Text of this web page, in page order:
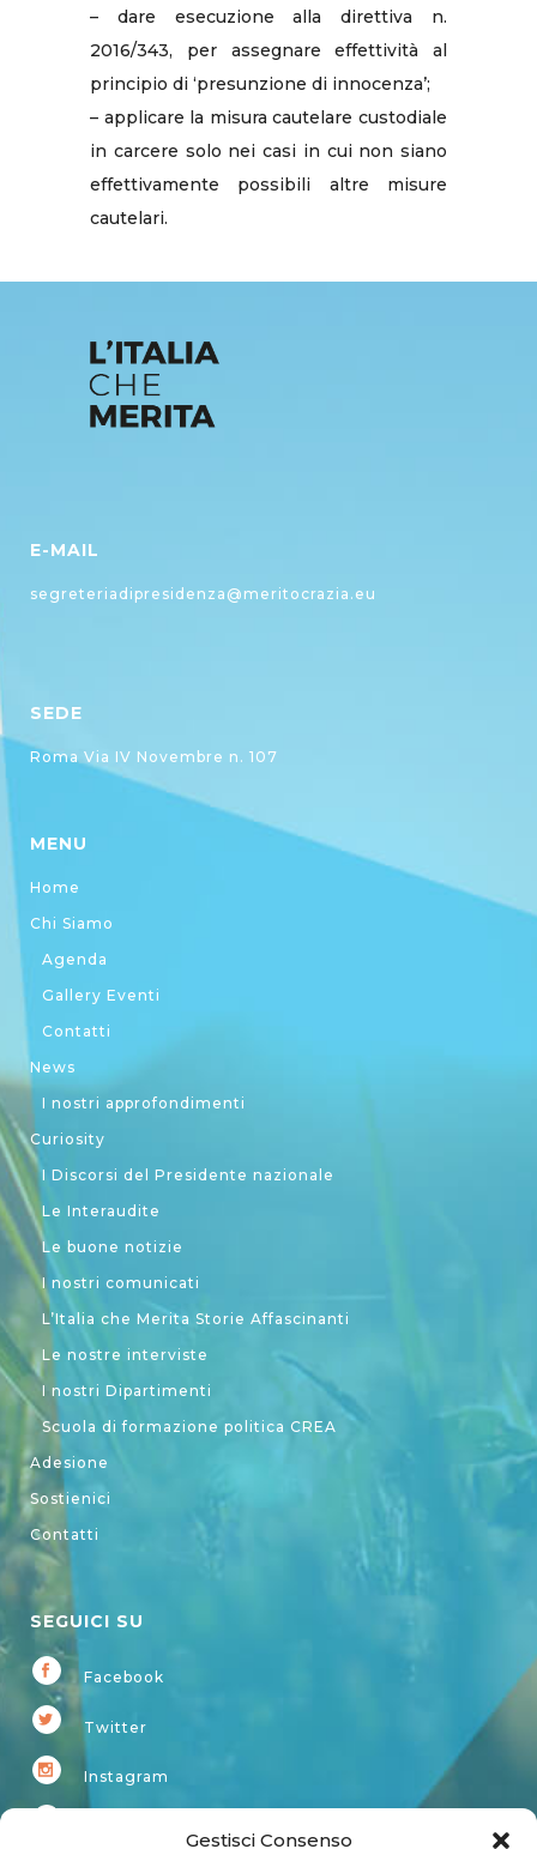
Gestisci Consenso
– dare esecuzione alla direttiva n.
2016/343, per assegnare effettività al
principio di ‘presunzione di innocenza’;
– applicare la misura cautelare custodiale
in carcere solo nei casi in cui non siano
effettivamente possibili altre misure
cautelari.
E-MAIL
segreteriadipresidenza@meritocrazia.eu
SEDE
Roma Via IV Novembre n. 107
MENU
Home
Chi Siamo
Agenda
Gallery Eventi
Contatti
News
I nostri approfondimenti
Curiosity
I Discorsi del Presidente nazionale
Le Interaudite
Le buone notizie
I nostri comunicati
L’Italia che Merita Storie Affascinanti
Le nostre interviste
I nostri Dipartimenti
Scuola di formazione politica CREA
Adesione
Sostienici
Contatti
SEGUICI SU
Facebook
Twitter
Instagram